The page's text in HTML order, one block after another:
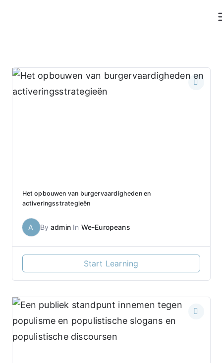
Het opbouwen van burgervaardigheden en
activeringsstrategieën
A ByadminIn We-Europeans
Start Learning